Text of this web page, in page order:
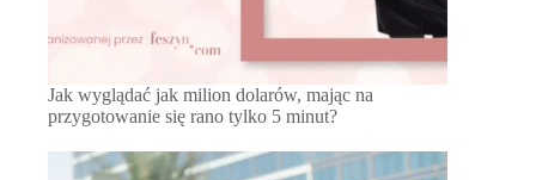
Jak wyglądać jak milion dolarów, mając na
przygotowanie się rano tylko 5 minut?